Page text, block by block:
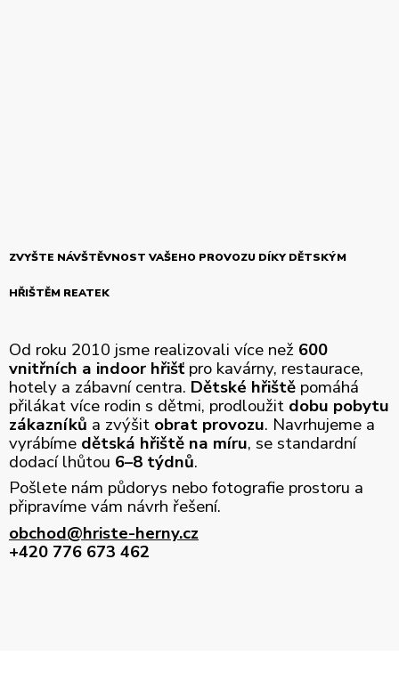
ZVYŠTE NÁVŠTĚVNOST VAŠEHO PROVOZU DÍKY DĚTSKÝM
HŘIŠTĚM REATEK
Od roku 2010 jsme realizovali více než 600
vnitřních a indoor hřišťpro kavárny, restaurace,
hotely a zábavní centra. Dětské hřiště pomáhá
přilákat více rodin s dětmi, prodloužit dobu pobytu
zákazníků a zvýšit obrat provozu. Navrhujeme a
vyrábíme dětská hřiště na míru, se standardní
dodací lhůtou 6–8 týdnů.
Pošlete nám půdorys nebo fotografie prostoru a
připravíme vám návrh řešení.
obchod@hriste-herny.cz
+420 776 673 462